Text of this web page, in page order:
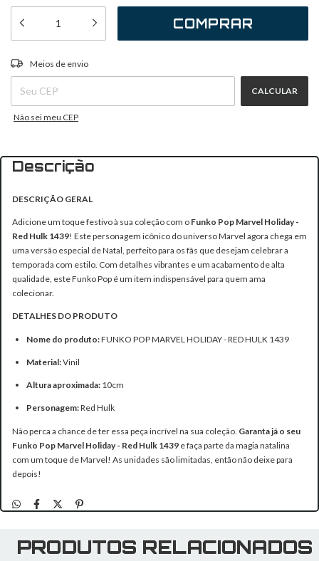
Entregas para o CEP:
Meios de envio
CALCULAR
Não sei meu CEP
Descrição
DESCRIÇÃO GERAL
Adicione um toque festivo à sua coleção com o Funko Pop Marvel Holiday -
Red Hulk 1439! Este personagem icônico do universo Marvel agora chega em
uma versão especial de Natal, perfeito para os fãs que desejam celebrar a
temporada com estilo. Com detalhes vibrantes e um acabamento de alta
qualidade, este Funko Pop é um item indispensável para quem ama
colecionar.
DETALHES DO PRODUTO
Nome do produto:FUNKO POP MARVEL HOLIDAY - RED HULK 1439
Material:Vinil
Altura aproximada: 10cm
Personagem:Red Hulk
Não perca a chance de ter essa peça incrível na sua coleção. Garanta já o seu
Funko Pop Marvel Holiday - Red Hulk 1439 e faça parte da magia natalina
com um toque de Marvel! As unidades são limitadas, então não deixe para
depois!
PRODUTOS RELACIONADOS